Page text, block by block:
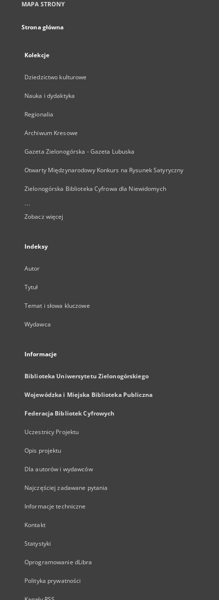
MAPA STRONY
Strona główna
Kolekcje
Dziedzictwo kulturowe
Nauka i dydaktyka
Regionalia
Archiwum Kresowe
Gazeta Zielonogórska - Gazeta Lubuska
Otwarty Międzynarodowy Konkurs na Rysunek Satyryczny
Zielonogórska Biblioteka Cyfrowa dla Niewidomych
...
Zobacz więcej
Indeksy
Autor
Tytuł
Temat i słowa kluczowe
Wydawca
Informacje
Biblioteka Uniwersytetu Zielonogórskiego
Wojewódzka i Miejska Biblioteka Publiczna
Federacja Bibliotek Cyfrowych
Uczestnicy Projektu
Opis projektu
Dla autorów i wydawców
Najczęściej zadawane pytania
Informacje techniczne
Kontakt
Statystyki
Oprogramowanie dLibra
Polityka prywatności